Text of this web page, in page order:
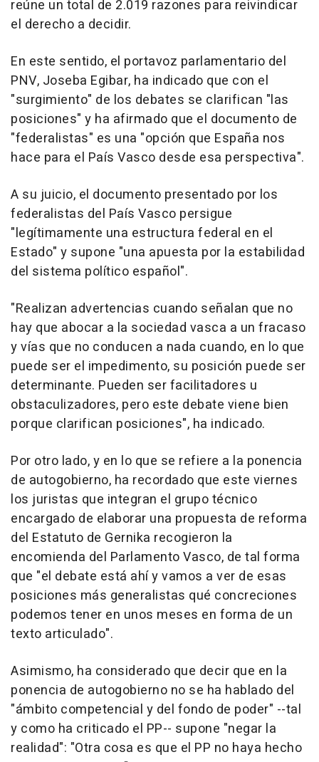
reúne un total de 2.019 razones para reivindicar
el derecho a decidir.
En este sentido, el portavoz parlamentario del
PNV, Joseba Egibar, ha indicado que con el
"surgimiento" de los debates se clarifican "las
posiciones" y ha afirmado que el documento de
"federalistas" es una "opción que España nos
hace para el País Vasco desde esa perspectiva".
A su juicio, el documento presentado por los
federalistas del País Vasco persigue
"legítimamente una estructura federal en el
Estado" y supone "una apuesta por la estabilidad
del sistema político español".
"Realizan advertencias cuando señalan que no
hay que abocar a la sociedad vasca a un fracaso
y vías que no conducen a nada cuando, en lo que
puede ser el impedimento, su posición puede ser
determinante. Pueden ser facilitadores u
obstaculizadores, pero este debate viene bien
porque clarifican posiciones", ha indicado.
Por otro lado, y en lo que se refiere a la ponencia
de autogobierno, ha recordado que este viernes
los juristas que integran el grupo técnico
encargado de elaborar una propuesta de reforma
del Estatuto de Gernika recogieron la
encomienda del Parlamento Vasco, de tal forma
que "el debate está ahí y vamos a ver de esas
posiciones más generalistas qué concreciones
podemos tener en unos meses en forma de un
texto articulado".
Asimismo, ha considerado que decir que en la
ponencia de autogobierno no se ha hablado del
"ámbito competencial y del fondo de poder" --tal
y como ha criticado el PP-- supone "negar la
realidad": "Otra cosa es que el PP no haya hecho